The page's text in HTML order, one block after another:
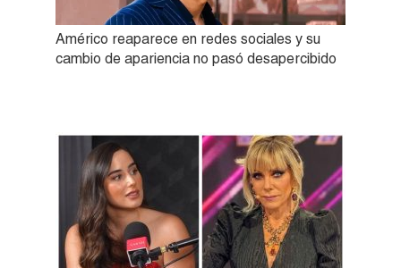
Américo reaparece en redes sociales y su
cambio de apariencia no pasó desapercibido